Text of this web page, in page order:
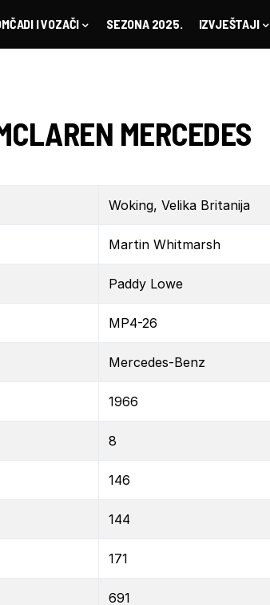
I VOZAČI SEZONA 2025. IZVJEŠTAJI
MERCEDES
Woking, Velika Britanija
Martin Whitmarsh
Paddy Lowe
MP4-26
Mercedes-Benz
1966
8
146
144
171
691